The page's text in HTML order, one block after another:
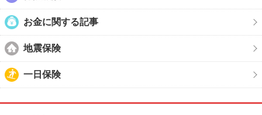
お金に関する記事
地震保険
一日保険